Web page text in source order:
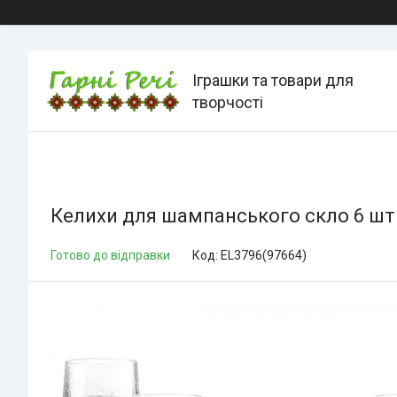
Іграшки та товари для
творчості
Келихи для шампанського скло 6
Готово до відправки Код: EL3796(97664)